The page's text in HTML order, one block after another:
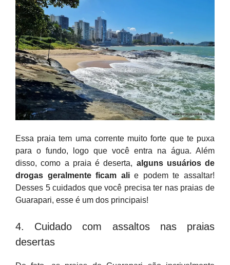
Essa praia tem uma corrente muito forte que te puxa
para o fundo, logo que você entra na água. Além
disso, como a praia é deserta, alguns usuários de
drogas geralmente ficam alie podem te assaltar!
Desses 5 cuidados que você precisa ter nas praias de
Guarapari, esse é um dos principais!
4. Cuidado com assaltos nas praias
desertas